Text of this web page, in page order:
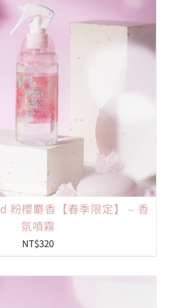
櫻麝香【春季限定】 – 香
氛噴霧
NT$320